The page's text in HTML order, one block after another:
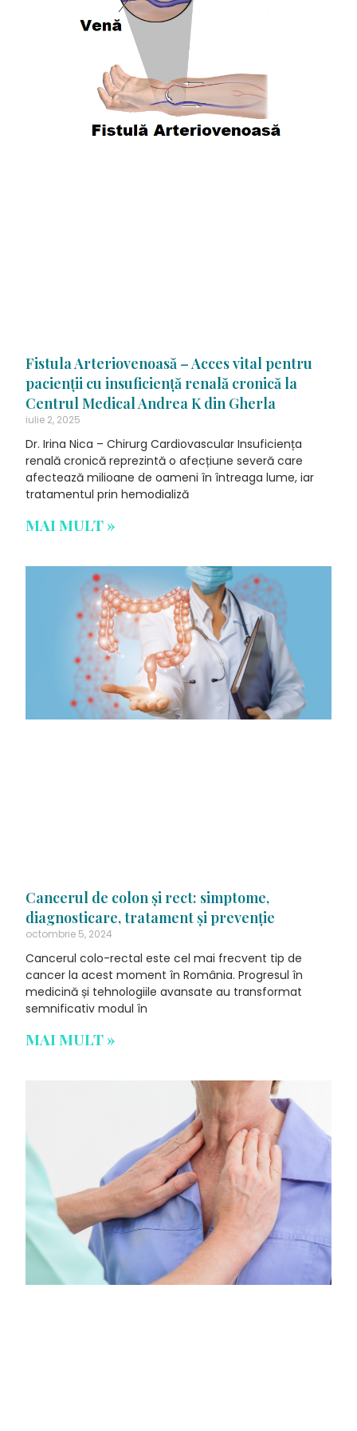
Fistula Arteriovenoasă – Acces vital pentru
pacienții cu insuficiență renală cronică la
Centrul Medical Andrea K din Gherla
iulie 2, 2025
Dr. Irina Nica – Chirurg Cardiovascular Insuficiența
renală cronică reprezintă o afecțiune severă care
afectează milioane de oameni în întreaga lume, iar
tratamentul prin hemodializă
MAI MULT »
Cancerul de colon și rect: simptome,
diagnosticare, tratament și prevenție
octombrie 5, 2024
Cancerul colo-rectal este cel mai frecvent tip de
cancer la acest moment în România. Progresul în
medicină și tehnologiile avansate au transformat
semnificativ modul în
MAI MULT »